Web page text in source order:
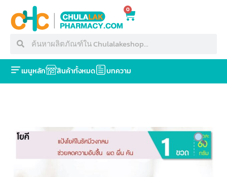
0
เมนูหลัก สินค้าทั้งหมด บทความ